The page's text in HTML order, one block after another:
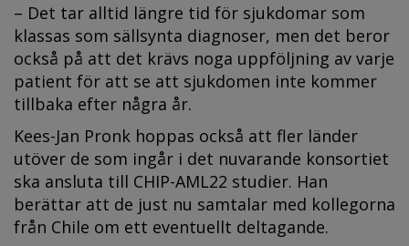
– Det tar alltid längre tid för sjukdomar som
klassas som sällsynta diagnoser, men det beror
också på att det krävs noga uppföljning av varje
patient för att se att sjukdomen inte kommer
tillbaka efter några år.
Kees-Jan Pronk hoppas också att fler länder
utöver de som ingår i det nuvarande konsortiet
ska ansluta till CHIP-AML22 studier. Han
berättar att de just nu samtalar med kollegorna
från Chile om ett eventuellt deltagande.